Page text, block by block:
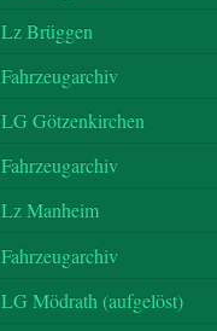
Lz Brüggen
Fahrzeugarchiv
LG Götzenkirchen
Fahrzeugarchiv
Lz Manheim
Fahrzeugarchiv
LG Mödrath (aufgelöst)